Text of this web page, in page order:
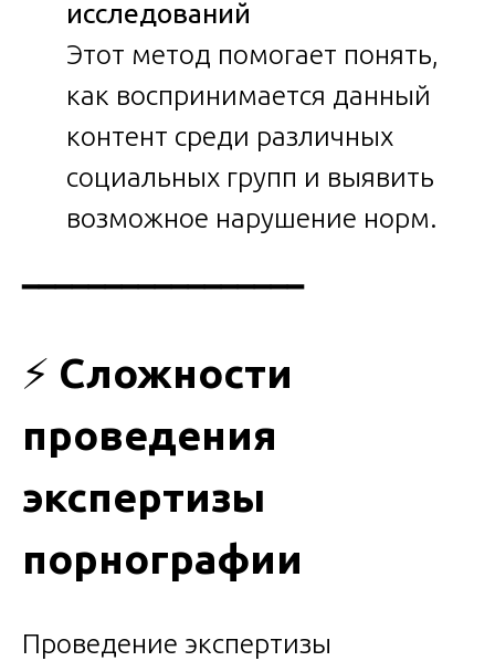
исследований
Этот метод помогает понять,
как воспринимается данный
контент среди различных
социальных групп и выявить
возможное нарушение норм.
━━━━━━━━━━━━━━━━━
⚡ Сложности
проведения
экспертизы
порнографии
Проведение экспертизы